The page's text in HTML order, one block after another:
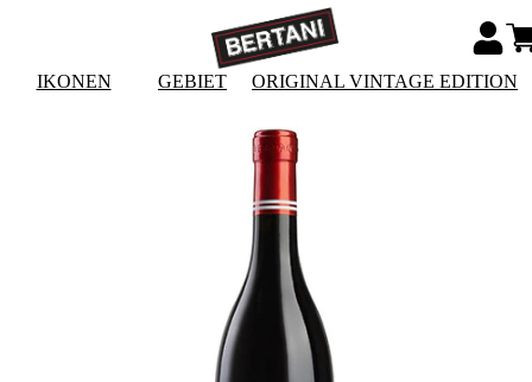
IKONEN GEBIET ORIGINAL VINTAGE EDITION